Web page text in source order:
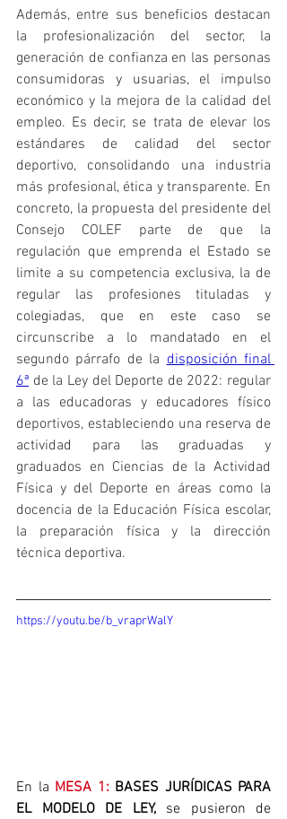
Además, entre sus beneficios destacan
la profesionalización del sector, la
generación de confianza en las personas
consumidoras y usuarias, el impulso
económico y la mejora de la calidad del
empleo. Es decir, se trata de elevar los
estándares de calidad del sector
deportivo, consolidando una industria
más profesional, ética y transparente. En
concreto, la propuesta del presidente del
Consejo COLEF parte de que la
regulación que emprenda el Estado se
limite a su competencia exclusiva, la de
regular las profesiones tituladas y
colegiadas, que en este caso se
circunscribe a lo mandatado en el
segundo párrafo de la disposición final
6ª de la Ley del Deporte de 2022: regular
a las educadoras y educadores físico
deportivos, estableciendo una reserva de
actividad para las graduadas y
graduados en Ciencias de la Actividad
Física y del Deporte en áreas como la
docencia de la Educación Física escolar,
la preparación física y la dirección
técnica deportiva.
https://youtu.be/b_vraprWalY
En la MESA 1: BASES JURÍDICAS PARA
EL MODELO DE LEY, se pusieron de